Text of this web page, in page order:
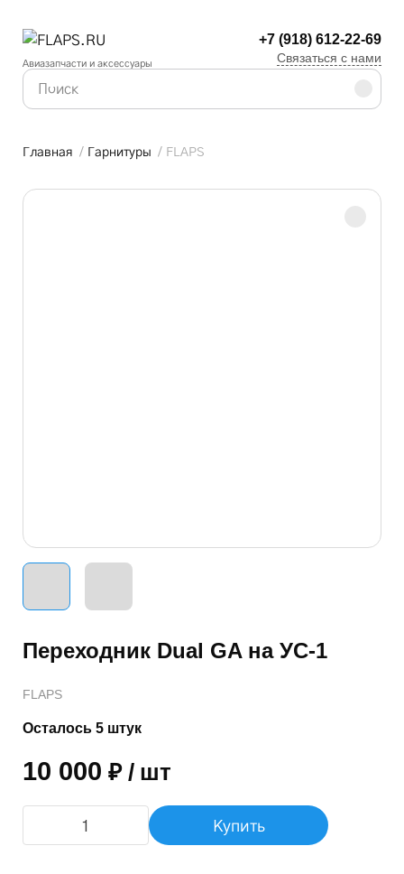
Авиазапчасти и аксессуары
+7 (918) 612-22-69
Связаться с нами
Главная / Гарнитуры / FLAPS
Переходник Dual GA на УС-1
FLAPS
Осталось 5 штук
10 000 ₽ / шт
Купить